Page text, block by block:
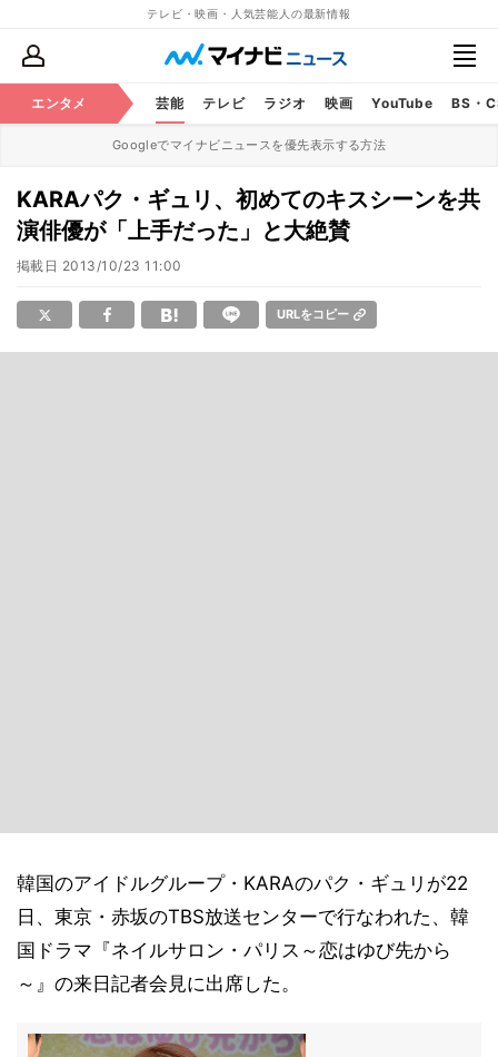
テレビ・映画・人気芸能人の最新情報
エンタメ 芸能 テレビ ラジオ 映画 YouTube BS・
Googleでマイナビニュースを優先表示する方法
KARAパク・ギュリ、初めてのキスシーンを共
演俳優が「上手だった」と大絶賛
掲載日 2013/10/23 11:00
URLをコピー
韓国のアイドルグループ・KARAのパク・ギュリが22
日、東京・赤坂のTBS放送センターで行なわれた、韓
国ドラマ『ネイルサロン・パリス～恋はゆび先から
～』の来日記者会見に出席した。